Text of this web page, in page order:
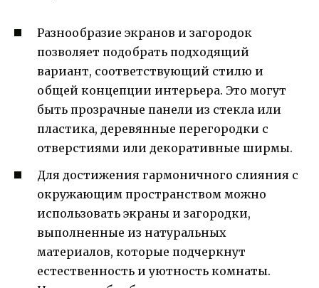
Разнообразие экранов и загородок
позволяет подобрать подходящий
вариант, соответствующий стилю и
общей концепции интерьера. Это могут
быть прозрачные панели из стекла или
пластика, деревянные перегородки с
отверстиями или декоративные ширмы.
Для достижения гармоничного слияния с
окружающим пространством можно
использовать экраны и загородки,
выполненные из натуральных
материалов, которые подчеркнут
естественность и уютность комнаты.